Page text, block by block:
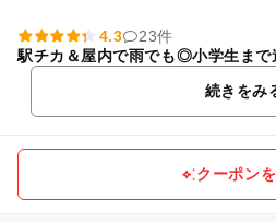
4.3
23件
駅チカ＆屋内で雨でも◎小学生まで
続きをみ
クーポン